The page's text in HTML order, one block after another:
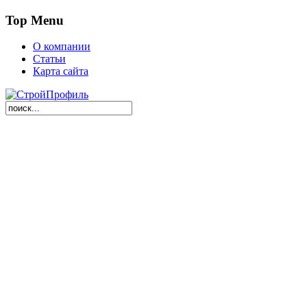
Top Menu
О компании
Статьи
Карта сайта